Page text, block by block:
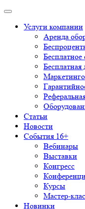
Услуги компании
Аренда
Бесплатное
Бесплатная
Статьи
Новости
События 16+
Вебинары
Выставки
Конгресс
Курсы
Мастер-
Новинки